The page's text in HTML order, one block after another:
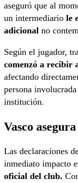
aseguró que al
un intermediario le
adicional no
Según el jugador,
comenzó a recibir
afectando
persona
institución.
Vasco
Las declaraciones
inmediato impacto
oficial del club.